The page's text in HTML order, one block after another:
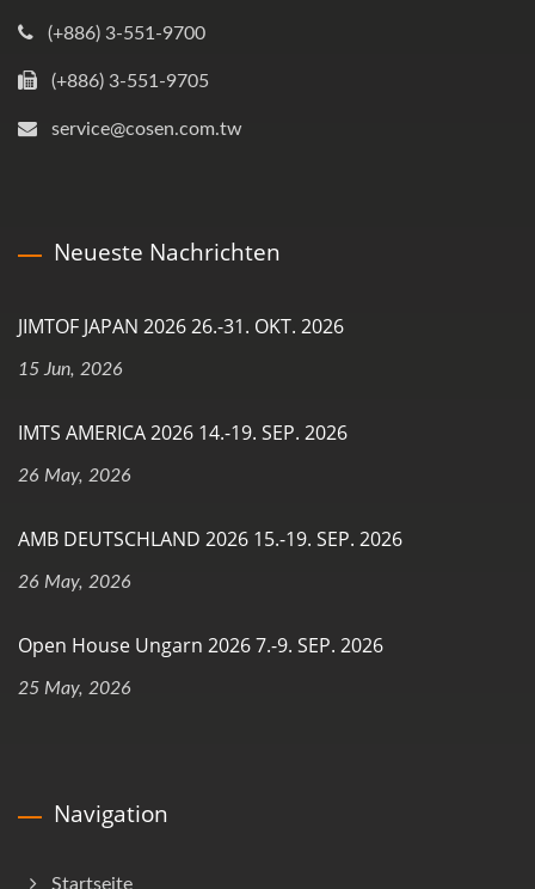
(+886) 3-551-9700
(+886) 3-551-9705
service@cosen.com.tw
Neueste Nachrichten
JIMTOF JAPAN 2026 26.-31. OKT. 2026
15 Jun, 2026
IMTS AMERICA 2026 14.-19. SEP. 2026
26 May, 2026
AMB DEUTSCHLAND 2026 15.-19. SEP. 2026
26 May, 2026
Open House Ungarn 2026 7.-9. SEP. 2026
25 May, 2026
Navigation
Startseite